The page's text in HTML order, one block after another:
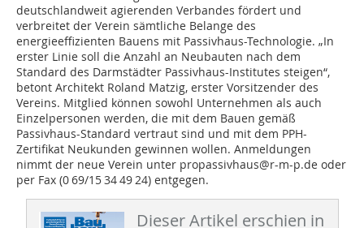
deutschlandweit agierenden Verban­des fördert und
verbreitet der Verein sämtliche Belange des
energieeffizienten Bauens mit Passivhaus-Technologie. „In
erster Linie soll die Anzahl an Neubauten nach dem
Standard des Darmstädter Passivhaus-Institutes steigen“,
betont Architekt Roland Matzig, erster Vorsitzender des
Vereins. Mitglied können sowohl Unternehmen als auch
Einzelpersonen werden, die mit dem Bauen gemäß
Passivhaus-Standard vertraut sind und mit dem PPH-
Zertifikat Neukunden gewinnen wollen. Anmeldungen
nimmt der neue Verein unter propassivhaus@r-m-p.de oder
per Fax (0 69/15 34 49 24) entgegen.
Dieser Artikel erschien in